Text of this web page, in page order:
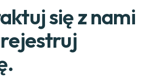
się z nami